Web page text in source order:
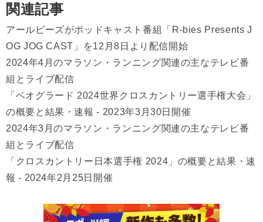
関連記事
アールビーズがポッドキャスト番組「R-bies Presents J
OG JOG CAST」を12月8日より配信開始
2024年4月のマラソン・ランニング関連の主なテレビ番
組とライブ配信
「ベオグラード 2024世界クロスカントリー選手権大会」
の概要と結果・速報 - 2023年3月30日開催
2024年3月のマラソン・ランニング関連の主なテレビ番
組とライブ配信
「クロスカントリー日本選手権 2024」の概要と結果・速
報 - 2024年2月25日開催